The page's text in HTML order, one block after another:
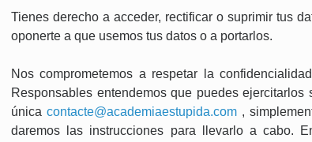
Tienes derecho a acceder, rectificar o suprimir tus
oponerte a que usemos tus datos o a portarlos.
Nos comprometemos a respetar la
Responsables entendemos que puedes
única contacte@academiaestupida.com ,
daremos las instrucciones para llevarlo a cabo.